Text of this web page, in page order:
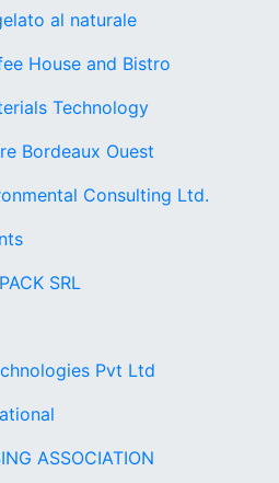
al naturale
House and Bistro
Technology
Bordeaux Ouest
Consulting Ltd.
SRL
Pvt Ltd
ASSOCIATION